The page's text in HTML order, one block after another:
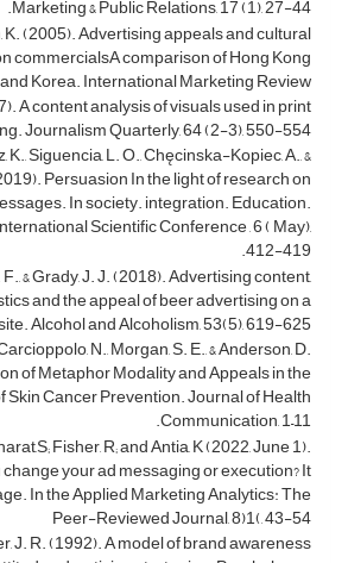
Marketing & Public Relations, 17 (1), 27-44.
K. (2005). Advertising appeals and cultural
commercialsA comparison of Hong Kong
and Korea. International Marketing Review.
A content analysis of visuals used in print
Journalism Quarterly, 64 (2-3), 550-554.
Siguencia, L. O., Chęcinska-Kopiec, A., &
Persuasion In the light of research on
In society. integration. Education.
Scientific Conference , 6 ( May),
412-419.
F., & Grady, J. J. (2018). Advertising content,
and the appeal of beer advertising on a
Alcohol and Alcoholism, 53(5), 619-625.
N., Morgan, S. E., & Anderson, D.
of Metaphor Modality and Appeals in the
Skin Cancer Prevention. Journal of Health
Communication, 1–11.
Fisher, R; and Antia, K (2022, June 1).
your ad messaging or execution? It
In the Applied Marketing Analytics: The
Peer-Reviewed Journal, 8)1(, 43-54
J. R. (1992). A model of brand awareness